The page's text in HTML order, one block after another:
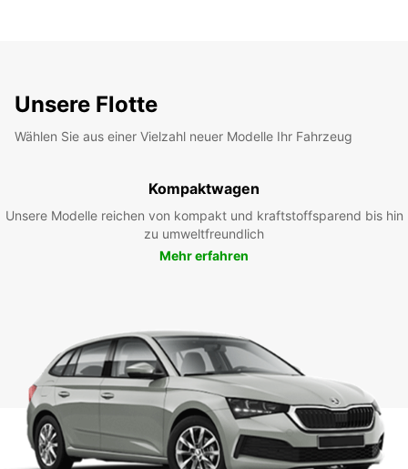
Unsere Flotte
Wählen Sie aus einer Vielzahl neuer Modelle Ihr Fahrzeug
Kompaktwagen
Unsere Modelle reichen von kompakt und kraftstoffsparend bis hin
zu umweltfreundlich
Mehr erfahren